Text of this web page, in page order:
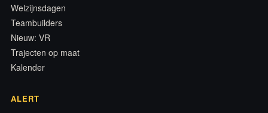
Welzijnsdagen
Teambuilders
Nieuw: VR
Trajecten op maat
Kalender
ALERT